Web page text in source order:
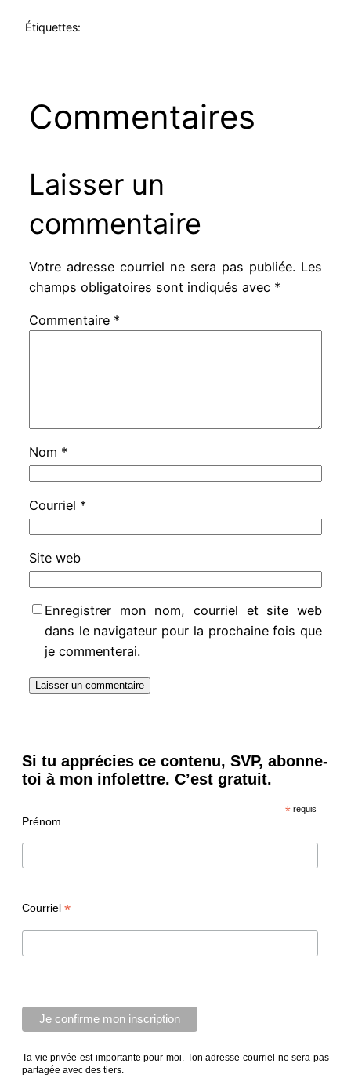
Étiquettes:
Commentaires
Laisser un
commentaire
Votre adresse courriel ne sera pas publiée. Les
champs obligatoires sont indiqués avec *
Commentaire *
Nom *
Courriel *
Site web
Enregistrer mon nom, courriel et site web
dans le navigateur pour la prochaine fois que
je commenterai.
Si tu apprécies ce contenu, SVP, abonne-
toi à mon infolettre. C’est gratuit.
* requis
Prénom
Courriel *
Ta vie privée est importante pour moi. Ton adresse courriel ne sera pas
partagée avec des tiers.